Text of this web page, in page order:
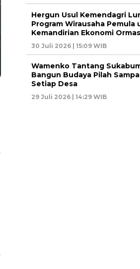
Hergun Usul Kemendagri
Program Wirausaha Pemula
Kemandirian Ekonomi Ormas
30 Juli 2026 | 15:09 WIB
Wamenko Tantang
Bangun Budaya Pilah
Setiap Desa
29 Juli 2026 | 14:29 WIB